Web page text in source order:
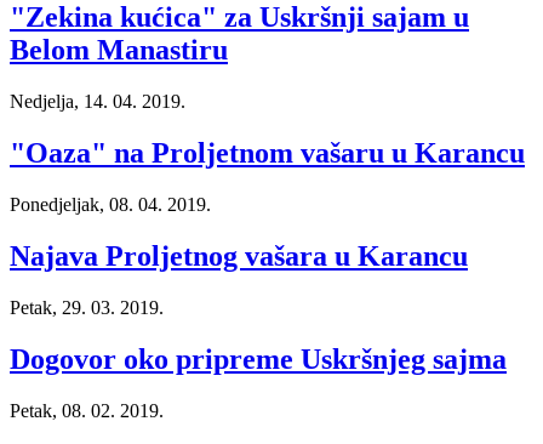
"Zekina kućica" za Uskršnji sajam u
Belom Manastiru
Nedjelja, 14. 04. 2019.
"Oaza" na Proljetnom vašaru u Karancu
Ponedjeljak, 08. 04. 2019.
Najava Proljetnog vašara u Karancu
Petak, 29. 03. 2019.
Dogovor oko pripreme Uskršnjeg sajma
Petak, 08. 02. 2019.